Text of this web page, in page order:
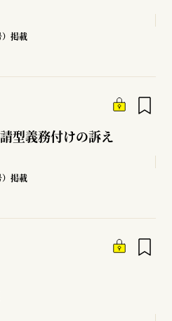
掲載
型義務付けの訴え
掲載